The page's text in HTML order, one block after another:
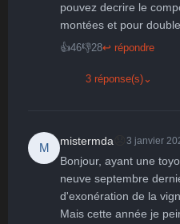
pouvez decrire le
montées et pour
👍46👎28↩ répondre
3 réponse(s) ⌄
M
mistermda 3 janvier
Bonjour, ayant une
neuve septembre
d'exonération de la
Mais cette année je